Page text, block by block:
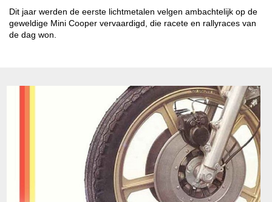
Dit jaar werden de eerste lichtmetalen velgen ambachtelijk op de
geweldige Mini Cooper vervaardigd, die racete en rallyraces van
de dag won.